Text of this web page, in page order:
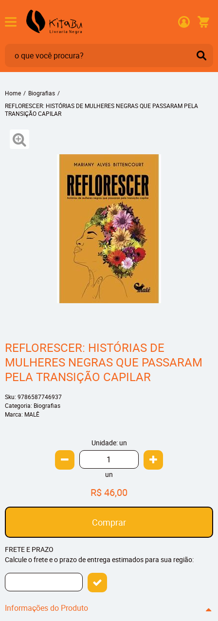
Home
Biografias
REFLORESCER: HISTÓRIAS DE MULHERES NEGRAS QUE PASSARAM PELA
TRANSIÇÃO CAPILAR
REFLORESCER: HISTÓRIAS DE
MULHERES NEGRAS QUE PASSARAM
PELA TRANSIÇÃO CAPILAR
Sku: 9786587746937
Categoria: Biografias
Marca: MALÊ
Unidade: un
un
R$ 46,00
Comprar
FRETE E PRAZO
Calcule o frete e o prazo de entrega estimados para sua região:
Informações do Produto